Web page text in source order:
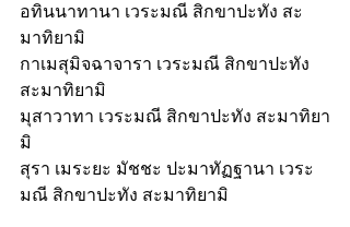
อทินนาทานา เวระมณี สิกขาปะทัง สะ
มาทิยามิ
กาเมสุมิจฉาจารา เวระมณี สิกขาปะทัง
สะมาทิยามิ
มุสาวาทา เวระมณี สิกขาปะทัง สะมาทิยา
มิ
สุรา เมระยะ มัชชะ ปะมาทัฏฐานา เวระ
มณี สิกขาปะทัง สะมาทิยามิ